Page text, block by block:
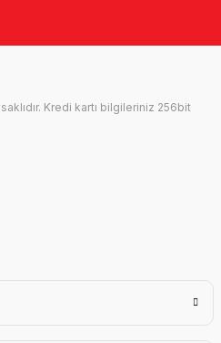
Kredi kartı bilgileriniz 256bit